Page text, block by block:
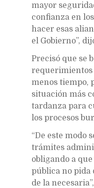
mayor
confianza en
hacer esas
el Gobierno”,
Precisó que se
requerimientos
menos tiempo,
situación más
tardanza para
los procesos
“De este modo
trámites
obligando a
pública no pida
de la